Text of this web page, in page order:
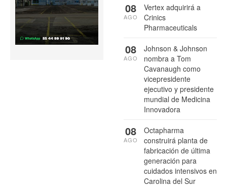
Vertex adquirirá a
Crinics
Pharmaceuticals
08
AGO
Johnson & Johnson
nombra a Tom
Cavanaugh como
vicepresidente
ejecutivo y presidente
mundial de Medicina
Innovadora
08
AGO
Octapharma
construirá planta de
fabricación de última
generación para
cuidados intensivos en
Carolina del Sur
08
AGO